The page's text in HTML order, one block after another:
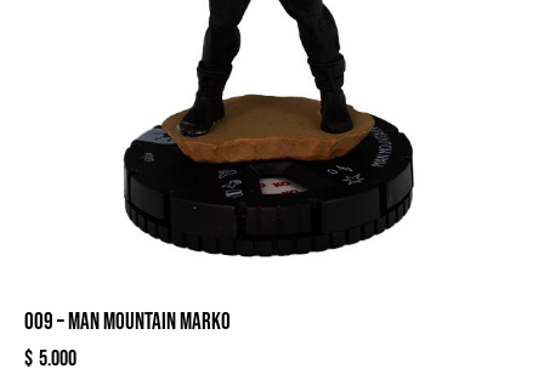
009 – MAN MOUNTAIN MARKO
$ 5.000